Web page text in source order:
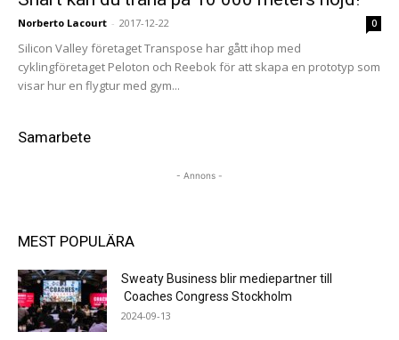
Norberto Lacourt - 2017-12-22 0
Silicon Valley företaget Transpose har gått ihop med
cyklingföretaget Peloton och Reebok för att skapa en prototyp som
visar hur en flygtur med gym...
Samarbete
- Annons -
MEST POPULÄRA
Sweaty Business blir mediepartner till
Coaches Congress Stockholm
2024-09-13